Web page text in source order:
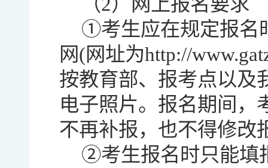
①考生应在规定报名
网(网址为http://
按教育部、报考点以及
电子照片。报名期间，
不再补报，也不得修改
②考生报名时只能填